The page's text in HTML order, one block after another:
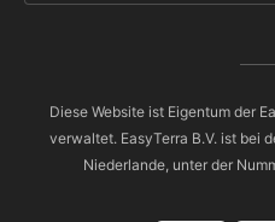
Diese Website ist Eigentum der
verwaltet. EasyTerra B.V. ist bei
Niederlande, unter der